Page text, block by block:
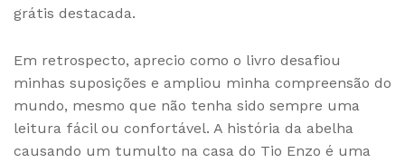
grátis destacada.
Em retrospecto, aprecio como o livro desafiou
minhas suposições e ampliou minha compreensão do
mundo, mesmo que não tenha sido sempre uma
leitura fácil ou confortável. A história da abelha
causando um tumulto na casa do Tio Enzo é uma